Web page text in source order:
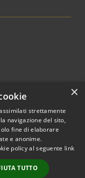
© 2026 • Comune di
Fiesse • Powered by
•
Accesso
×
strettamente
navigazione del sito,
fine di elaborare
e anonime.
policy al seguente link
TUTTO